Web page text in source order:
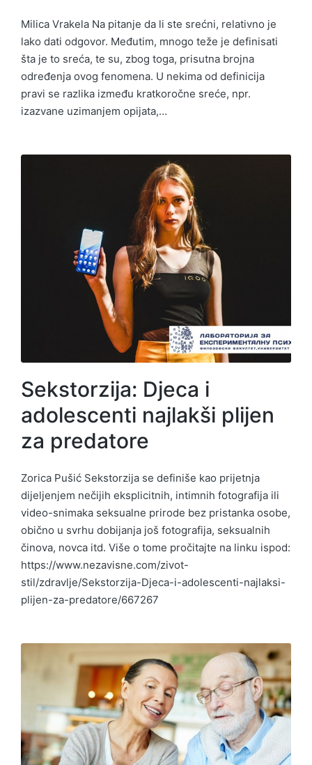
Milica Vrakela Na pitanje da li ste srećni, relativno je
lako dati odgovor. Međutim, mnogo teže je definisati
šta je to sreća, te su, zbog toga, prisutna brojna
određenja ovog fenomena. U nekima od definicija
pravi se razlika između kratkoročne sreće, npr.
izazvane uzimanjem opijata,…
Sekstorzija: Djeca i
adolescenti najlakši plijen
za predatore
Zorica Pušić Sekstorzija se definiše kao prijetnja
dijeljenjem nečijih eksplicitnih, intimnih fotografija ili
video-snimaka seksualne prirode bez pristanka osobe,
obično u svrhu dobijanja još fotografija, seksualnih
činova, novca itd. Više o tome pročitajte na linku ispod:
https://www.nezavisne.com/zivot-
stil/zdravlje/Sekstorzija-Djeca-i-adolescenti-najlaksi-
plijen-za-predatore/667267